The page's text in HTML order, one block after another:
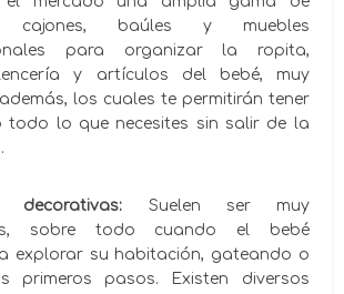
cajones, baúles y muebles
para organizar la ropita,
y artículos del bebé, muy
los cuales te permitirán tener
todo lo que necesites sin salir de la
decorativas: Suelen ser muy
sobre todo cuando el bebé
explorar su habitación, gateando o
primeros pasos. Existen diversos